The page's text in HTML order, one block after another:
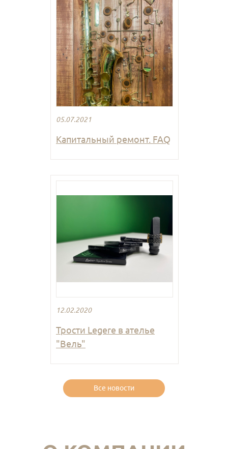
05.07.2021
Капитальный ремонт. FAQ
12.02.2020
Трости Legere в ателье
"Вель"
Все новости